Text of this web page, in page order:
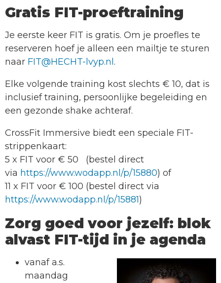
Gratis FIT-proeftraining
Je eerste keer FIT is gratis. Om je proefles te
reserveren hoef je alleen een mailtje te sturen
naar FIT@HECHT-lvyp.nl .
Elke volgende training kost slechts € 10, dat is
inclusief training, persoonlijke begeleiding en
een gezonde shake achteraf.
CrossFit Immersive biedt een speciale FIT-
strippenkaart:
5 x FIT voor € 50 (bestel direct
via https://www.wodapp.nl/p/15880) of
11 x FIT voor € 100 (bestel direct via
https://www.wodapp.nl/p/15881)
Zorg goed voor jezelf: blok
alvast FIT-tijd in je agenda
vanaf a.s.
maandag